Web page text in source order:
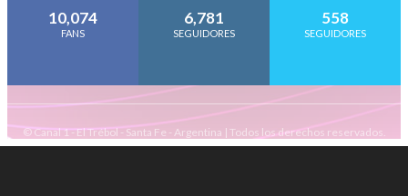
10,074
FANS
6,781
SEGUIDORES
558
SEGUIDORES
© Canal 1 - El Trébol - Santa Fe - Argentina | Todos los derechos reservados.